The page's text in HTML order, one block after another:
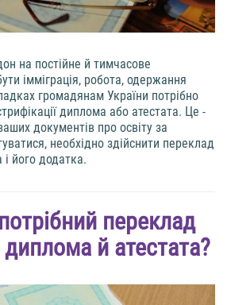
на постійне й тимчасове
імміграція, робота, одержання
громадянам України потрібно
диплома або атестата. Це -
документів про освіту за
необхідно здійснити переклад
його додатка.
переклад
й атестата?